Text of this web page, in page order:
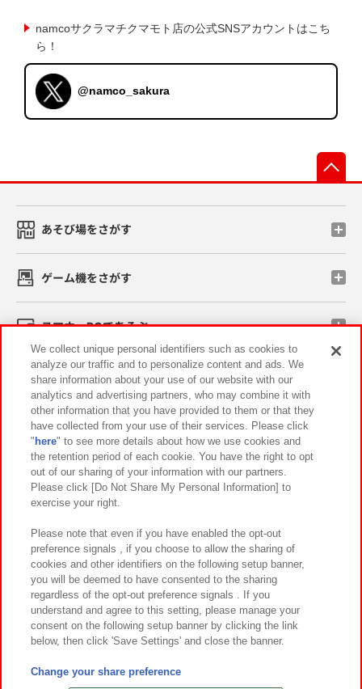
namcoサクラマチクマモト店の公式SNSアカウントはこち
ら！
@namco_sakura
あそび場をさがす
ゲーム機をさがす
スマホ・PCであそぶ
イベント・キャンペーン
関連会社 サステナビリティ サイトポリシー
プライバシーポリシー ウェブアクセシビリティ方針と検証結果
お取引先さまとともに
カスタマーハラスメント対応方針 よくあるご質問・お問い合わせ
©Bandai Namco Amusement Inc.
©Bandai Namco Amusement Lab Inc.
We collect unique personal identifiers such as cookies to
analyze our traffic and to personalize content and ads. We
share information about your use of our website with our
analytics and advertising partners, who may combine it with
other information that you have provided to them or that they
have collected from your use of their services. Please click
" here" to see more details about how we use cookies and
the retention period of each cookie. You have the right to opt
out of our sharing of your information with our partners.
Please click [Do Not Share My Personal Information] to
exercise your right.
Please note that even if you have enabled the opt-out
preference signals , if you choose to allow the sharing of
cookies and other identifiers on the following setup banner,
you will be deemed to have consented to the sharing
regardless of the opt-out preference signals . If you
understand and agree to this setting, please manage your
consent on the following setup banner by clicking the link
below, then click 'Save Settings' and close the banner.
Change your share preference